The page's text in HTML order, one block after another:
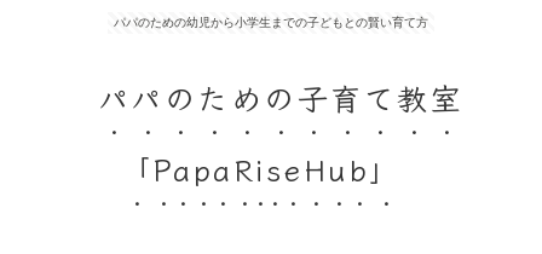
パパのための幼児から小学生までの子どもとの賢い育て方
パパのための子育て教室
「PapaRiseHub」